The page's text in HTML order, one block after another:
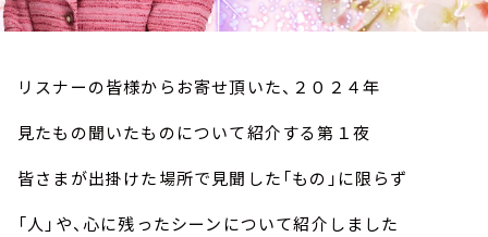
リスナーの皆様からお寄せ頂いた、２０２４年
見たもの聞いたものについて紹介する第１夜
皆さまが出掛けた場所で見聞した「もの」に限らず
「人」や、心に残ったシーンについて紹介しました